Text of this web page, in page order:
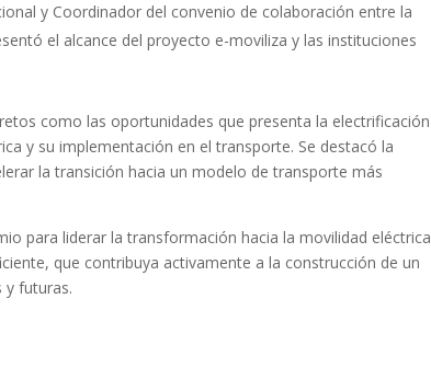
y Coordinador del convenio de colaboración entre la
el alcance del proyecto e-moviliza y las instituciones
como las oportunidades que presenta la electrificación
y su implementación en el transporte. Se destacó la
la transición hacia un modelo de transporte más
para liderar la transformación hacia la movilidad eléctrica
que contribuya activamente a la construcción de un
y futuras.